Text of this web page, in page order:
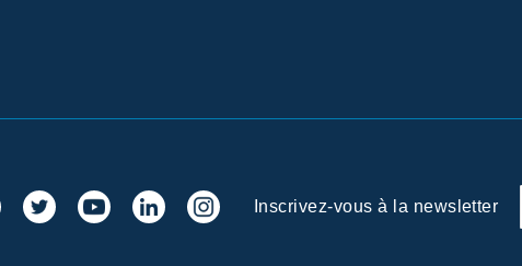
Inscrivez-vous à la newsletter